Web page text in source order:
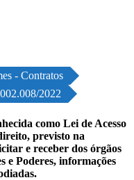
- Contratos
2022
como Lei de Acesso
previsto na
e receber dos órgãos
e Poderes, informações